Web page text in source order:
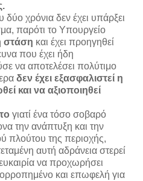
χρόνια δεν έχει υπάρξει
παρότι το Υπουργείο
στάση και έχει προηγηθεί
που έχει ήδη
να αποτελέσει πολύτιμο
δεν έχει εξασφαλιστεί η
και να αξιοποιηθεί
γιατί ένα τόσο σοβαρό
την ανάπτυξη και την
πλούτου της περιοχής,
αυτή αδράνεια στερεί
να προχωρήσει
και επωφελή για